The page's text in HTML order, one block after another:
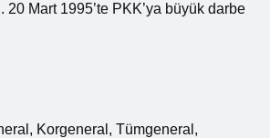
Mart 1995’te PKK’ya büyük darbe
Korgeneral, Tümgeneral,